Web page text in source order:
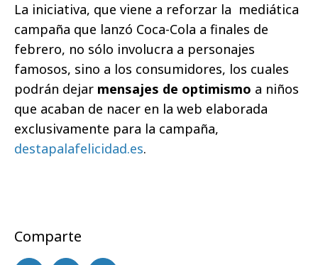
La iniciativa, que viene a reforzar la mediática
campaña que lanzó Coca-Cola a finales de
febrero, no sólo involucra a personajes
famosos, sino a los consumidores, los cuales
podrán dejar mensajes de optimismo a niños
que acaban de nacer en la web elaborada
exclusivamente para la campaña,
destapalafelicidad.es.
Comparte